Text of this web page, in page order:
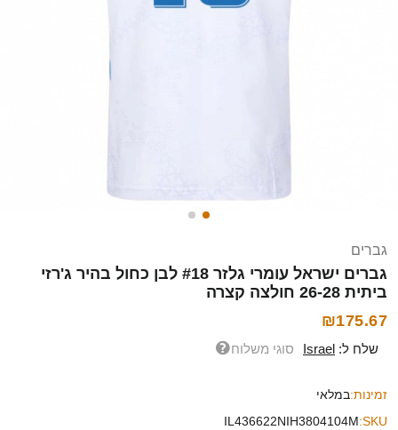
גברים
גברים ישראל עומרי גלזר #18 לבן כחול בהיר ג'רזי
ביתית 26-28 חולצה קצרה
₪175.67
שלח ל: Israel סוגי משלוח
זמינות:במלאי
SKU:
IL436622NIH3804104M